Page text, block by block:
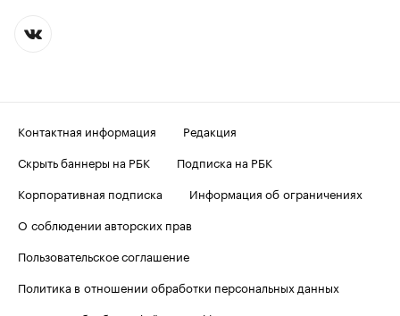
Контактная информация
Редакция
Скрыть баннеры на РБК
Подписка на РБК
Корпоративная подписка
Информация об ограничениях
О соблюдении авторских прав
Пользовательское соглашение
Политика в отношении обработки персональных данных